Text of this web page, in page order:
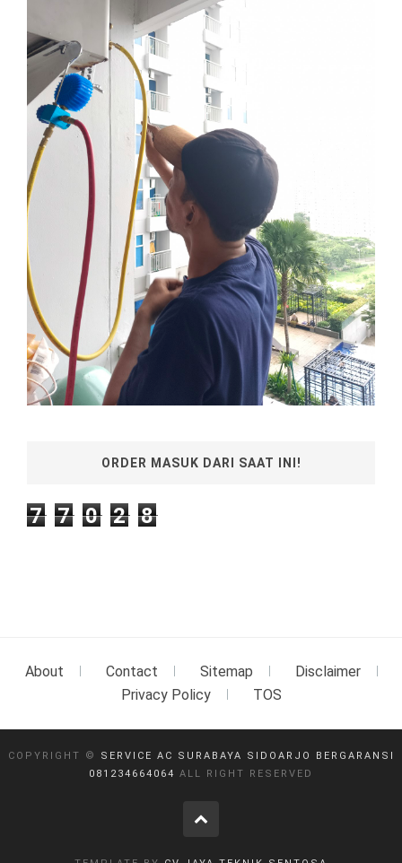
ORDER MASUK DARI SAAT INI!
7 7 0 2 8
About Contact Sitemap
Disclaimer
Privacy Policy
TOS
COPYRIGHT ©
SERVICE AC SURABAYA SIDOARJO BERGARANSI
081234664064 ALL RIGHT RESERVED